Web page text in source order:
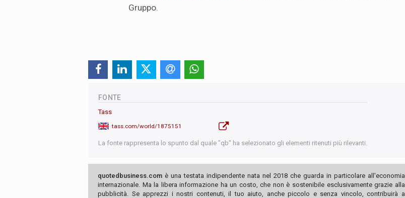
Gruppo.
FONTE
Tass
tass.com/world/1875151
La fonte rappresenta lo spunto dal quale "qb" ha selezionato gli elementi ritenuti più rilevanti.
quotedbusiness.com è una testata indipendente nata nel 2018 che guarda in particolare all'economia
internazionale. Ma la libera informazione ha un costo, che non è sostenibile esclusivamente grazie alla
pubblicità. Se apprezzi i nostri contenuti, il tuo aiuto, anche piccolo e senza vincolo, contribuirà a